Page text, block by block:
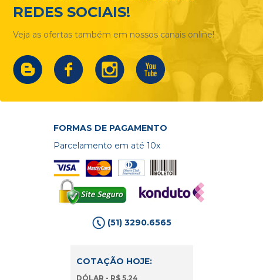
REDES SOCIAIS!
Veja as ofertas também em nossos canais online!
FORMAS DE PAGAMENTO
Parcelamento em até 10x
(51) 3290.6565
COTAÇÃO HOJE:
DÓLAR - R$ 5,24